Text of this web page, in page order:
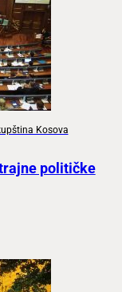
Kosova
političke